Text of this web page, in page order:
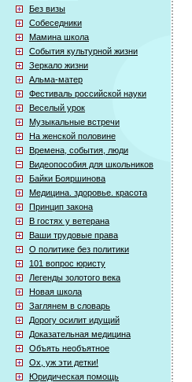
Без визы
Собеседники
Мамина школа
События культурной жизни
Зеркало жизни
Альма-матер
Фестиваль российской науки
Веселый урок
Музыкальные встречи
На женской половине
Времена, события, люди
Видеопособия для школьников
Байки Бояршинова
Медицина. здоровье. красота
Принцип закона
В гостях у ветерана
Ваши трудовые права
О политике без политики
101 вопрос юристу
Легенды золотого века
Новая школа
Заглянем в словарь
Дорогу осилит идущий
Доказательная медицина
Объять необъятное
Ох, уж эти детки!
Юридическая помощь